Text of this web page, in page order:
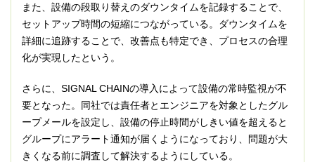
また、設備の段取り替えのダウンタイムを記録することで、
セットアップ時間の短縮につながっている。ダウンタイムを
詳細に追跡することで、改善点も特定でき、プロセスの合理
化が実現したという。
さらに、SIGNAL CHAINの導入によって設備の常時監視が不
要となった。同社では責任者とエンジニアを対象としたグル
ープメールを設定し、設備の停止時間がしきい値を超えると
グループにアラート通知が届くようになっており、問題が大
きくなる前に調査して解決するようにしている。